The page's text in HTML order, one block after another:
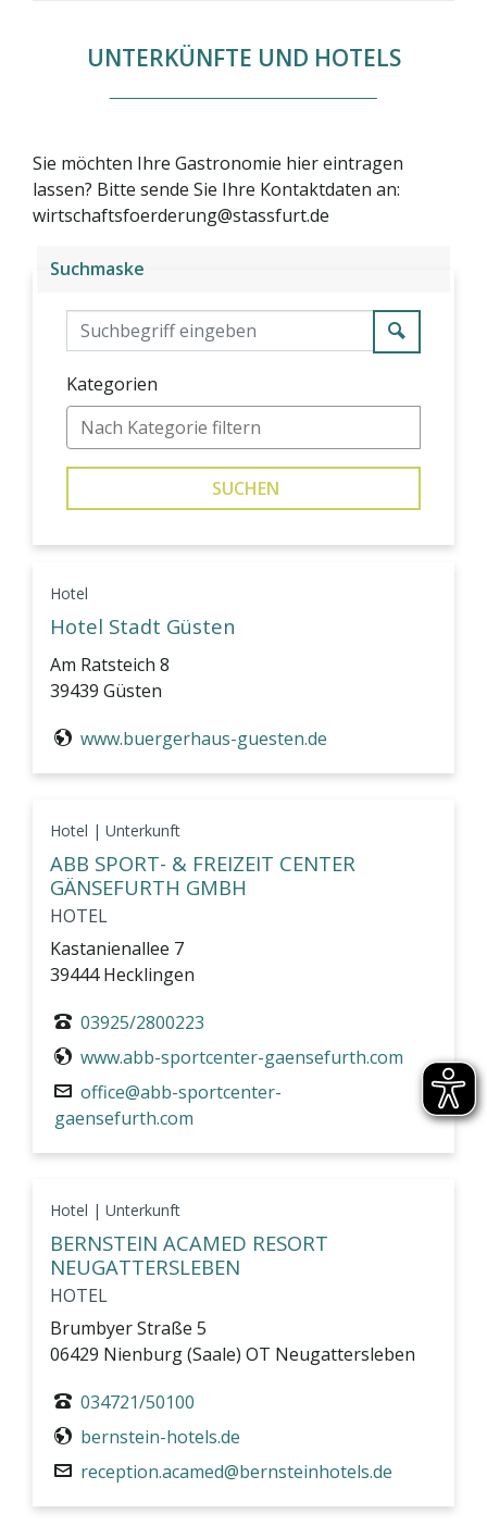
UNTERKÜNFTE UND HOTELS
Sie möchten Ihre Gastronomie hier eintragen
lassen? Bitte sende Sie Ihre Kontaktdaten an:
wirtschaftsfoerderung@stassfurt.de
Suchmaske
Suchen
Kategorien
SUCHEN
Hotel
Hotel Stadt Güsten
Am Ratsteich 8
39439 Güsten
www.buergerhaus-guesten.de
Hotel | Unterkunft
ABB SPORT- & FREIZEIT CENTER
GÄNSEFURTH GMBH
HOTEL
Kastanienallee 7
39444 Hecklingen
03925/2800223
www.abb-sportcenter-gaensefurth.com
office@abb-sportcenter-
gaensefurth.com
Hotel | Unterkunft
BERNSTEIN ACAMED RESORT
NEUGATTERSLEBEN
HOTEL
Brumbyer Straße 5
06429 Nienburg (Saale) OT Neugattersleben
034721/50100
bernstein-hotels.de
reception.acamed@bernsteinhotels.de